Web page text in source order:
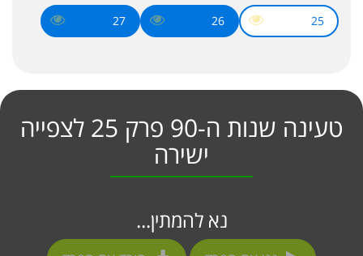
25
26
27
טעינה שנות ה-90 פרק 25 לצפייה
ישירה
נא להמתין...